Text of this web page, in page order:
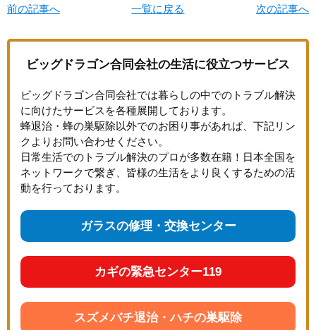
前の記事へ 一覧に戻る 次の記事へ
ビッグドラゴン合同会社の生活に役立つサービス
ビッグドラゴン合同会社では暮らしの中でのトラブル解決
に向けたサービスを各種展開しております。
蜂退治・蜂の巣駆除以外でのお困り事があれば、下記リン
クよりお問い合わせください。
日常生活でのトラブル解決のプロが多数在籍！日本全国を
ネットワークで繋ぎ、皆様の生活をより良くするための活
動を行っております。
ガラスの修理・交換センター
カギの緊急センター119
スズメバチ退治・ハチの巣駆除